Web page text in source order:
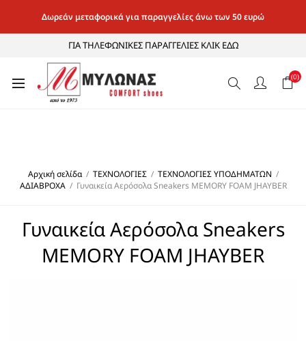
Δωρεάν μεταφορικά για παραγγελίες άνω των 50 ευρώ
ΓΙΑ ΤΗΛΕΦΩΝΙΚΕΣ ΠΑΡΑΓΓΕΛΙΕΣ ΚΛΙΚ ΕΔΩ
(0)
Αρχική σελίδα / ΤΕΧΝΟΛΟΓΙΕΣ / ΤΕΧΝΟΛΟΓΙΕΣ ΥΠΟΔΗΜΑΤΩΝ /
ΑΔΙΑΒΡΟΧΑ / Γυναικεία Αερόσολα Sneakers MEMORY FOAM JHAYBER
Γυναικεία Αερόσολα Sneakers
MEMORY FOAM JHAYBER